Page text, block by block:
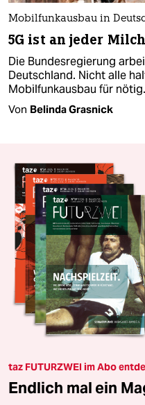
Mobilfunkausbau in
5G ist an jeder
Die Bundesregierung
Deutschland. Nicht alle
Mobilfunkausbau für nötig.
Von Belinda Grasnick
taz FUTURZWEI im Abo
Endlich mal ein